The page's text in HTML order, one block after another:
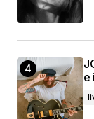
e